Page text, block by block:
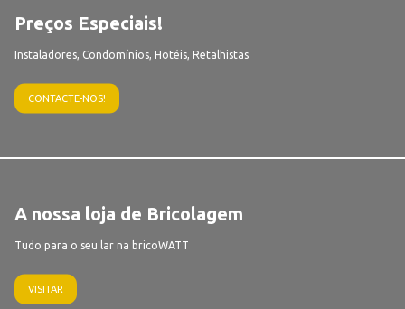
Preços Especiais!
Instaladores, Condomínios, Hotéis, Retalhistas
CONTACTE-NOS!
A nossa loja de Bricolagem
Tudo para o seu lar na bricoWATT
VISITAR